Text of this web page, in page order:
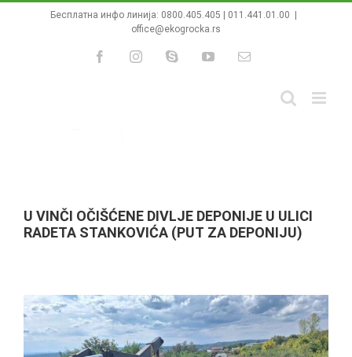
Бесплатна инфо линија: 0800.405.405 011.441.01.00
office@ekogrocka.rs
FacebookInstagramSkype YouTubeEmail
U VINČI OČIŠĆENE DIVLJE DEPONIJE U ULICI
RADETA STANKOVIĆA (PUT ZA DEPONIJU)
View
Larger
Image